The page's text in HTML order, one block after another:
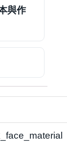
與作